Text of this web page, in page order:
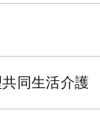
同生活介護